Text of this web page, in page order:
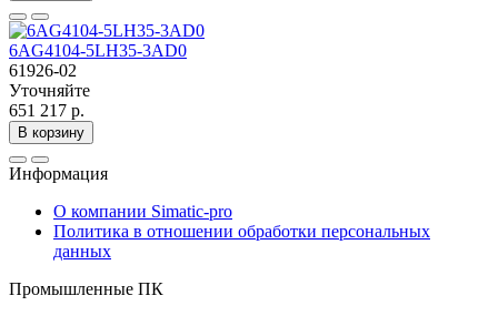
6AG4104-5LH35-3AD0
61926-02
Уточняйте
651 217 р.
В корзину
Информация
О компании Simatic-pro
Политика в отношении обработки персональных
данных
Промышленные ПК